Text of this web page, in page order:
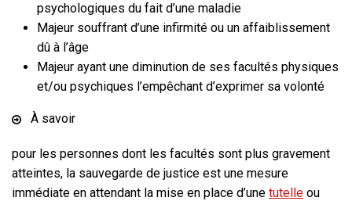
psychologiques du fait d’une maladie
Majeur souffrant d’une infirmité ou un affaiblissement
dû à l’âge
Majeur ayant une diminution de ses facultés physiques
et/ou psychiques l’empêchant d’exprimer sa volonté
À savoir
pour les personnes dont les facultés sont plus gravement
atteintes, la sauvegarde de justice est une mesure
immédiate en attendant la mise en place d’une tutelle ou